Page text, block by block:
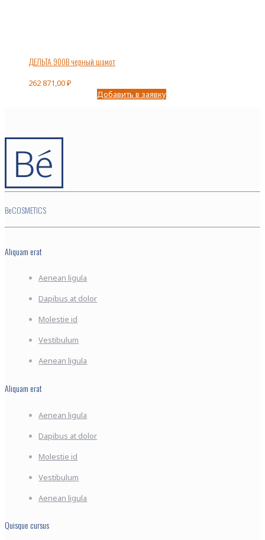
ДЕЛЬТА 900В черный шамот
262 871,00₽
Добавить в заявку
BeCOSMETICS
Aliquam erat
Aenean ligula
Dapibus at dolor
Molestie id
Vestibulum
Aenean ligula
Aliquam erat
Aenean ligula
Dapibus at dolor
Molestie id
Vestibulum
Aenean ligula
Quisque cursus